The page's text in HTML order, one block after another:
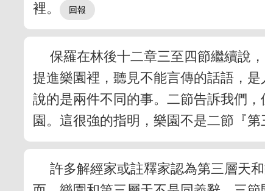
裡。
保羅在林後十二章三至四節繼續說
提進樂園裡，聽見不能言傳的話語，
說的是兩件不同的事。二節告訴我們
園。這很強的指明，樂園不是二節『
許多解經家或註釋家認為第三層天